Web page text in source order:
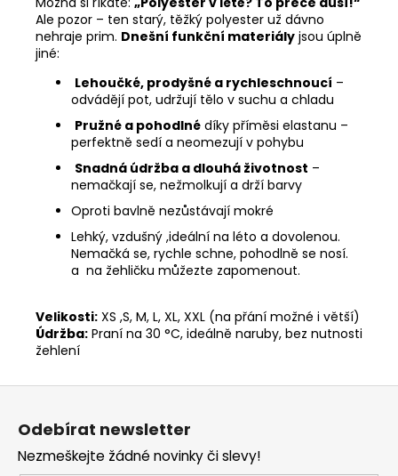
Ale pozor – ten starý, těžký polyester už dávno
nehraje prim. Dnešní funkční materiály jsou úplně
jiné:
Lehoučké, prodyšné a rychleschnoucí –
odvádějí pot, udržují tělo v suchu a chladu
Pružné a pohodlné díky příměsi elastanu –
perfektně sedí a neomezují v pohybu
Snadná údržba a dlouhá životnost –
nemačkají se, nežmolkují a drží barvy
Oproti bavlně nezůstávají mokré
Lehký, vzdušný ,ideální na léto a dovolenou.
Nemačká se, rychle schne, pohodlně se nosí.
a na žehličku můžezte zapomenout.
Velikosti: XS ,S, M, L, XL, XXL (na přání možné i větší)
Údržba: Praní na 30 °C, ideálně naruby, bez nutnosti
žehlení
Z
Odebírat newsletter
Nezmeškejte žádné novinky či slevy!